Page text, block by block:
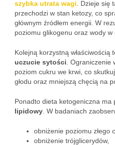
szybka utrata wagi . Dzieje się
przechodzi w stan ketozy, co
głównym źródłem energii. W
poziomu glikogenu oraz wody w
Kolejną korzystną właściwością
uczucie sytości .
poziom cukru we krwi, co
głodu oraz mniejszą chęcią na
Ponadto dieta ketogeniczna ma
lipidowy . W badaniach
obniżenie poziomu złego
obniżenie trójglicerydów,